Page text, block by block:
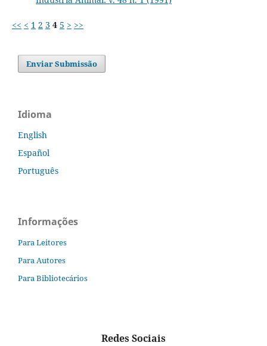
<< < 1 2 3 4 5 > >>
Enviar Submissão
Idioma
English
Español
Português
Informações
Para Leitores
Para Autores
Para Bibliotecários
Redes Sociais